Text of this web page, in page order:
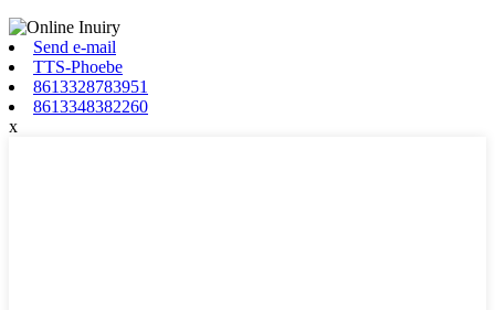
Send e-mail
TTS-Phoebe
8613328783951
8613348382260
x